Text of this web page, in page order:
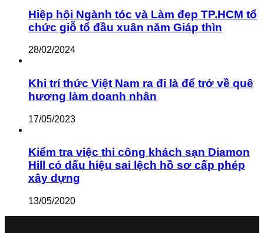
Hiệp hội Ngành tóc và Làm đẹp TP.HCM tổ
chức giỗ tổ đầu xuân năm Giáp thìn
28/02/2024
Khi trí thức Việt Nam ra đi là để trở về quê
hương làm doanh nhân
17/05/2023
Kiểm tra việc thi công khách sạn Diamon
Hill có dấu hiệu sai lệch hồ sơ cấp phép
xây dựng
13/05/2020